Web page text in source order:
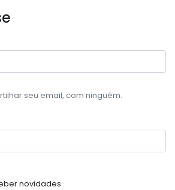
seu email, com ninguém.
novidades.